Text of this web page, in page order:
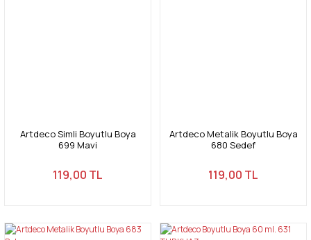
Artdeco Simli Boyutlu Boya
699 Mavi
119,00 TL
Artdeco Metalik Boyutlu Boya
680 Sedef
119,00 TL